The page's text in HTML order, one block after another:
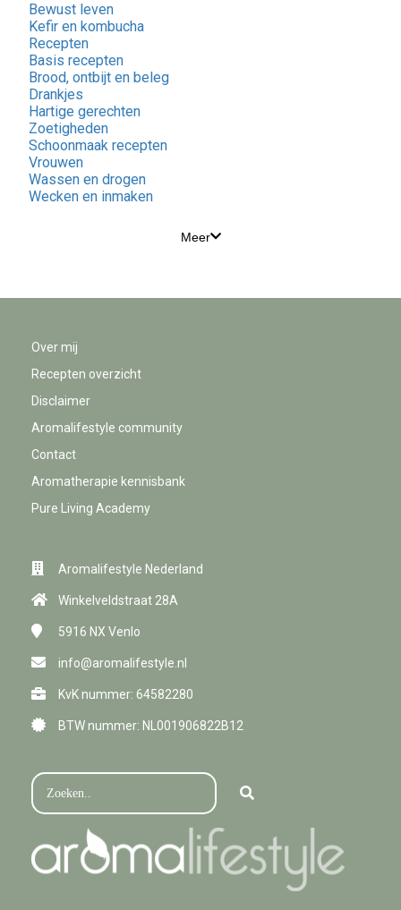
Bewust leven
Kefir en kombucha
Recepten
Basis recepten
Brood, ontbijt en beleg
Drankjes
Hartige gerechten
Zoetigheden
Schoonmaak recepten
Vrouwen
Wassen en drogen
Wecken en inmaken
Meer
Over mij
Recepten overzicht
Disclaimer
Aromalifestyle community
Contact
Aromatherapie kennisbank
Pure Living Academy
Aromalifestyle Nederland
Winkelveldstraat 28A
5916 NX Venlo
info@aromalifestyle.nl
KvK nummer: 64582280
BTW nummer: NL001906822B12